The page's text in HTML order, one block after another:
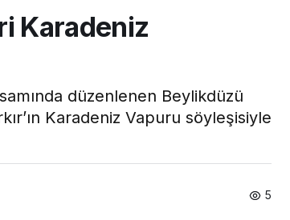
Karadeniz
düzenlenen Beylikdüzü
Karadeniz Vapuru söyleşisiyle
5